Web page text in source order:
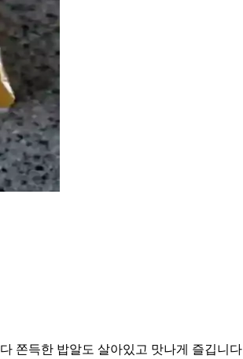
쫀득한 밥알도 살아있고 맛나게 즐깁니다